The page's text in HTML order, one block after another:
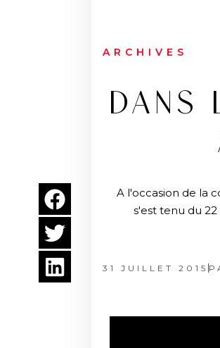
ARCHIVES
DANS
A l'occasion de la
s'est tenu du
31 JUILLET 2015